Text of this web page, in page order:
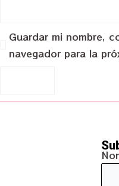
Guardar mi nombre,
navegador para la